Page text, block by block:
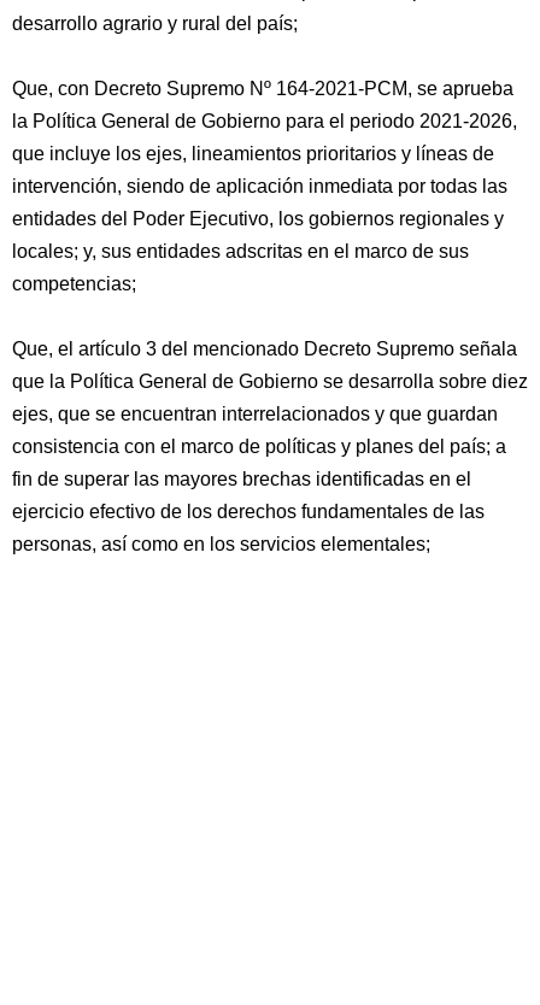
desarrollo agrario y rural del país;
Que, con Decreto Supremo Nº 164-2021-PCM, se aprueba
la Política General de Gobierno para el periodo 2021-2026,
que incluye los ejes, lineamientos prioritarios y líneas de
intervención, siendo de aplicación inmediata por todas las
entidades del Poder Ejecutivo, los gobiernos regionales y
locales; y, sus entidades adscritas en el marco de sus
competencias;
Que, el artículo 3 del mencionado Decreto Supremo señala
que la Política General de Gobierno se desarrolla sobre diez
ejes, que se encuentran interrelacionados y que guardan
consistencia con el marco de políticas y planes del país; a
fin de superar las mayores brechas identificadas en el
ejercicio efectivo de los derechos fundamentales de las
personas, así como en los servicios elementales;